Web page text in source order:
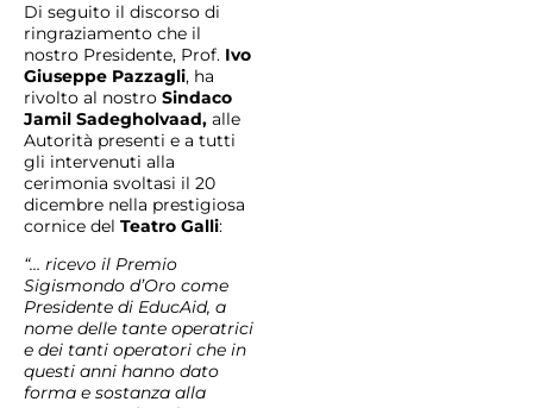
Di seguito il discorso di
ringraziamento che il
nostro Presidente, Prof. Ivo
Giuseppe Pazzagli, ha
rivolto al nostro Sindaco
Jamil Sadegholvaad, alle
Autorità presenti e a tutti
gli intervenuti alla
cerimonia svoltasi il 20
dicembre nella prestigiosa
cornice del Teatro Galli:
“… ricevo il Premio
Sigismondo d’Oro come
Presidente di EducAid, a
nome delle tante operatrici
e dei tanti operatori che in
questi anni hanno dato
forma e sostanza alla